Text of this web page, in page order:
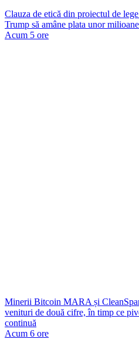
Clauza de etică din proiectul de
Trump să amâne plata unor
Acum 5 ore
Minerii Bitcoin MARA și
venituri de două cifre, în timp ce
continuă
Acum 6 ore